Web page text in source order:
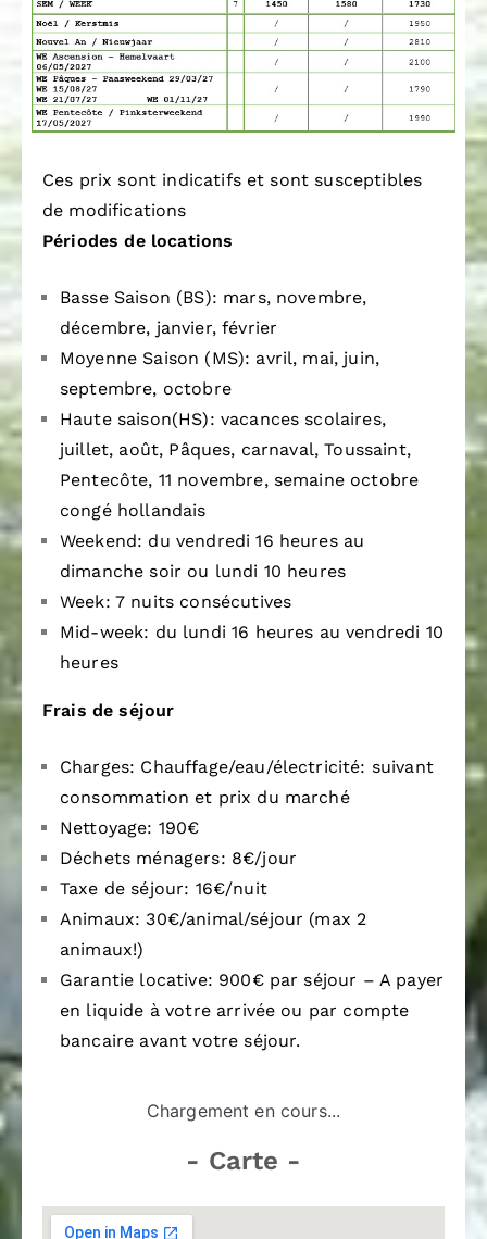
Ces prix sont indicatifs et sont susceptibles
de modifications
Périodes de locations
Basse Saison (BS): mars, novembre,
décembre, janvier, février
Moyenne Saison (MS): avril, mai, juin,
septembre, octobre
Haute saison(HS): vacances scolaires,
juillet, août, Pâques, carnaval, Toussaint,
Pentecôte, 11 novembre, semaine octobre
congé hollandais
Weekend: du vendredi 16 heures au
dimanche soir ou lundi 10 heures
Week: 7 nuits consécutives
Mid-week: du lundi 16 heures au vendredi 10
heures
Frais de séjour
Charges: Chauffage/eau/électricité: suivant
consommation et prix du marché
Nettoyage: 190€
Déchets ménagers: 8€/jour
Taxe de séjour: 16€/nuit
Animaux: 30€/animal/séjour (max 2
animaux!)
Garantie locative: 900€ par séjour – A payer
en liquide à votre arrivée ou par compte
bancaire avant votre séjour.
Chargement en cours...
- Carte -